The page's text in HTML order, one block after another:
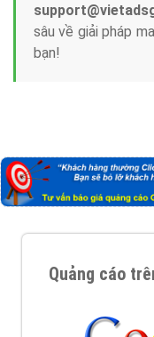
sâu về giải pháp
bạn!
Quảng cáo